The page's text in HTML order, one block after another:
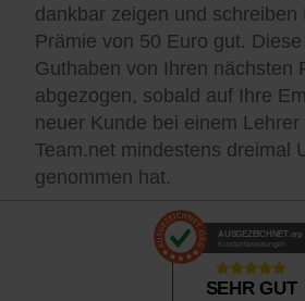
dankbar zeigen und schreiben
Prämie von 50 Euro gut.
Guthaben von Ihren nächsten
abgezogen, sobald auf Ihre
neuer Kunde bei einem
Team.net mindestens dreimal
genommen hat.
AUSGEZEICHNET .org
Kundenbewertungen
SEHR GUT